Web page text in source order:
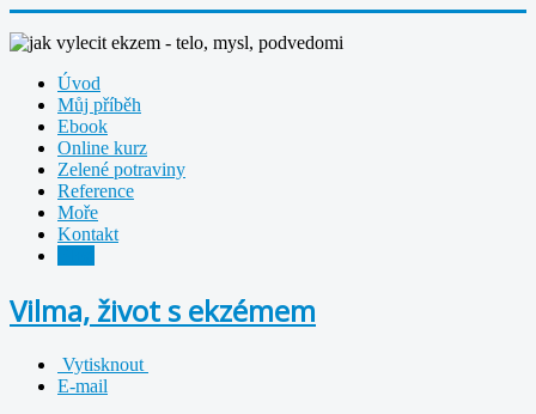
Úvod
Můj příběh
Ebook
Online kurz
Zelené potraviny
Reference
Moře
Kontakt
Vilma, život s ekzémem
Vytisknout
E-mail